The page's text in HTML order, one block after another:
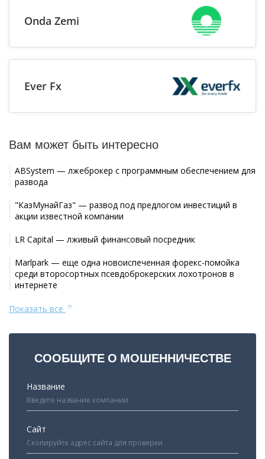
Onda Zemi
Ever Fx
Вам может быть интересно
ABSystem — лжеброкер с программным обеспечением для
развода
"КазМунайГаз" — развод под предлогом инвестиций в
акции известной компании
LR Capital — лживый финансовый посредник
Marlpark — еще одна новоиспеченная форекс-помойка
среди второсортных псевдоброкерских лохотронов в
интернете
Показать все
СООБЩИТЕ О МОШЕННИЧЕСТВЕ
Название
Сайт